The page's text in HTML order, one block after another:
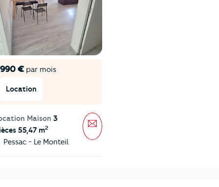
990 €par mois
Location
Maison 3
55,47 m2
Pessac - Le Monteil
Message